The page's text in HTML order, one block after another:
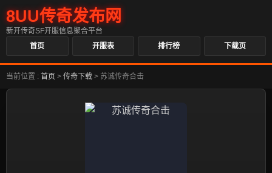
8UU传奇发布网
新开传奇SF开服信息聚合平台
首页
开服表 排行榜 下载页
当前位置 : 首页 > 传奇下载 > 苏诚传奇合击